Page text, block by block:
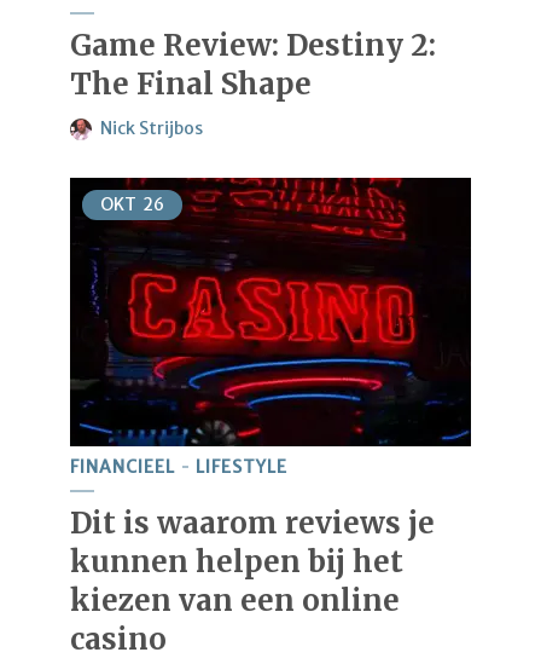
Game Review: Destiny 2:
The Final Shape
Nick Strijbos
OKT 26
FINANCIEEL LIFESTYLE
Dit is waarom reviews je
kunnen helpen bij het
kiezen van een online
casino